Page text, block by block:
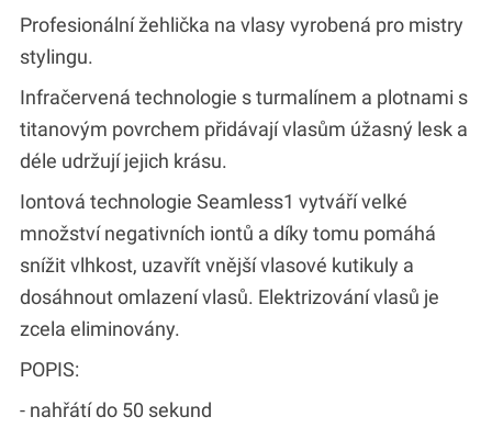
Profesionální žehlička na vlasy vyrobená pro mistry
stylingu.
Infračervená technologie s turmalínem a plotnami s
titanovým povrchem přidávají vlasům úžasný lesk a
déle udržují jejich krásu.
Iontová technologie Seamless1 vytváří velké
množství negativních iontů a díky tomu pomáhá
snížit vlhkost, uzavřít vnější vlasové kutikuly a
dosáhnout omlazení vlasů. Elektrizování vlasů je
zcela eliminovány.
POPIS:
- nahřátí do 50 sekund